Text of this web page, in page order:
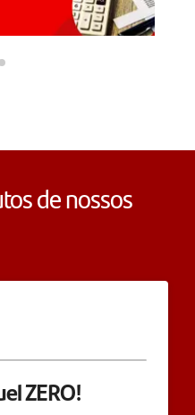
de nossos
ZERO!